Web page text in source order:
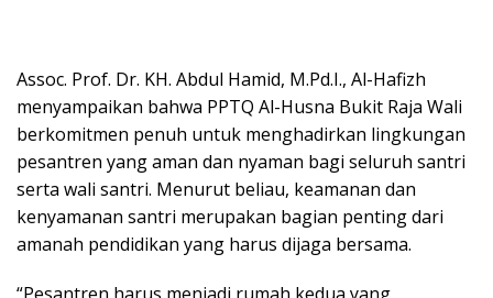
Assoc. Prof. Dr. KH. Abdul Hamid, M.Pd.I., Al-Hafizh
menyampaikan bahwa PPTQ Al-Husna Bukit Raja Wali
berkomitmen penuh untuk menghadirkan lingkungan
pesantren yang aman dan nyaman bagi seluruh santri
serta wali santri. Menurut beliau, keamanan dan
kenyamanan santri merupakan bagian penting dari
amanah pendidikan yang harus dijaga bersama.